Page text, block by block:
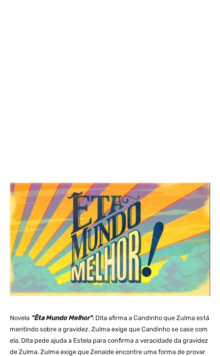
Novela “Êta Mundo Melhor”: Dita afirma a Candinho que Zulma está
mentindo sobre a gravidez. Zulma exige que Candinho se case com
ela. Dita pede ajuda a Estela para confirma a veracidade da gravidez
de Zulma. Zulma exige que Zenaide encontre uma forma de provar